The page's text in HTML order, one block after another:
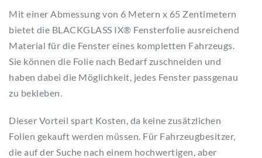
Mit einer Abmessung von 6 Metern x 65 Zentimetern
bietet die BLACKGLASS IX® Fensterfolie ausreichend
Material für die Fenster eines kompletten Fahrzeugs.
Sie können die Folie nach Bedarf zuschneiden und
haben dabei die Möglichkeit, jedes Fenster passgenau
zu bekleben.
Dieser Vorteil spart Kosten, da keine zusätzlichen
Folien gekauft werden müssen. Für Fahrzeugbesitzer,
die auf der Suche nach einem hochwertigen, aber